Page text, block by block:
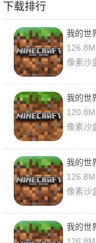
下载排行
我的世
126.8M
像素沙
我的世
120.8M
像素沙
我的世
126.8M
像素沙
我的世